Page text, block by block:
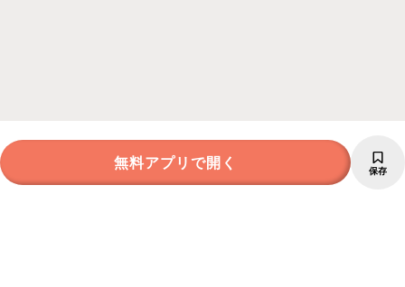
無料アプリで開く 保存